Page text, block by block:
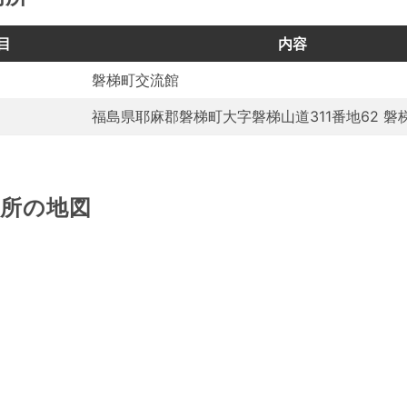
内容
磐梯町交流館
福島県耶麻郡磐梯町大字磐梯山道311番地62 磐
の地図